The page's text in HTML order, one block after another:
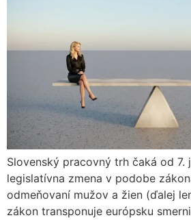
Slovenský pracovný trh čaká od 7.
legislatívna zmena v podobe
odmeňovaní mužov a žien (ďalej
zákon transponuje európsku